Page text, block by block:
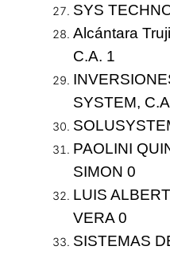
SYS
Alcántara
C.A. 1
SYSTEM,
PAOLINI
SIMON 0
LUIS
VERA 0
SISTEMAS